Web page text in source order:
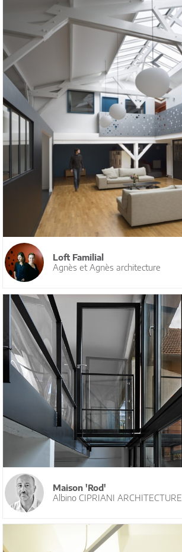
Loft Familial
Agnès et Agnès architecture
Maison 'Rod'
Albino CIPRIANI ARCHITECTURE